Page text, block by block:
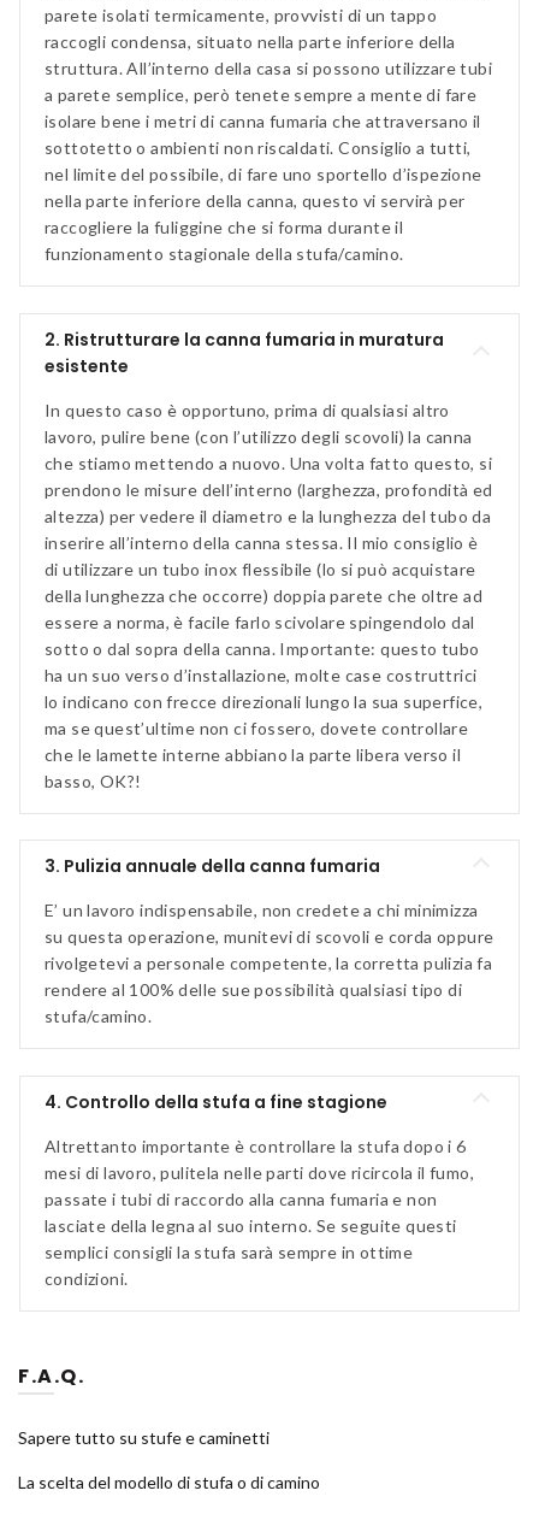
parete isolati termicamente, provvisti di un tappo
raccogli condensa, situato nella parte inferiore della
struttura. All’interno della casa si possono utilizzare tubi
a parete semplice, però tenete sempre a mente di fare
isolare bene i metri di canna fumaria che attraversano il
sottotetto o ambienti non riscaldati. Consiglio a tutti,
nel limite del possibile, di fare uno sportello d’ispezione
nella parte inferiore della canna, questo vi servirà per
raccogliere la fuliggine che si forma durante il
funzionamento stagionale della stufa/camino.
2. Ristrutturare la canna fumaria in muratura
esistente
In questo caso è opportuno, prima di qualsiasi altro
lavoro, pulire bene (con l’utilizzo degli scovoli) la canna
che stiamo mettendo a nuovo. Una volta fatto questo, si
prendono le misure dell’interno (larghezza, profondità ed
altezza) per vedere il diametro e la lunghezza del tubo da
inserire all’interno della canna stessa. Il mio consiglio è
di utilizzare un tubo inox flessibile (lo si può acquistare
della lunghezza che occorre) doppia parete che oltre ad
essere a norma, è facile farlo scivolare spingendolo dal
sotto o dal sopra della canna. Importante: questo tubo
ha un suo verso d’installazione, molte case costruttrici
lo indicano con frecce direzionali lungo la sua superfice,
ma se quest’ultime non ci fossero, dovete controllare
che le lamette interne abbiano la parte libera verso il
basso, OK?!
3. Pulizia annuale della canna fumaria
E’ un lavoro indispensabile, non credete a chi minimizza
su questa operazione, munitevi di scovoli e corda oppure
rivolgetevi a personale competente, la corretta pulizia fa
rendere al 100% delle sue possibilità qualsiasi tipo di
stufa/camino.
4. Controllo della stufa a fine stagione
Altrettanto importante è controllare la stufa dopo i 6
mesi di lavoro, pulitela nelle parti dove ricircola il fumo,
passate i tubi di raccordo alla canna fumaria e non
lasciate della legna al suo interno. Se seguite questi
semplici consigli la stufa sarà sempre in ottime
condizioni.
F.A.Q.
Sapere tutto su stufe e caminetti
La scelta del modello di stufa o di camino